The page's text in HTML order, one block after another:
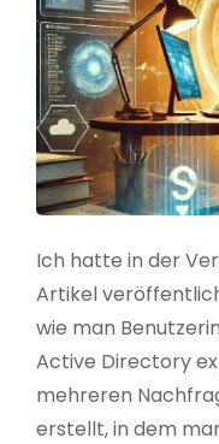
Ich hatte in der
Artikel
wie man
Active Directory
mehreren
erstellt, in dem